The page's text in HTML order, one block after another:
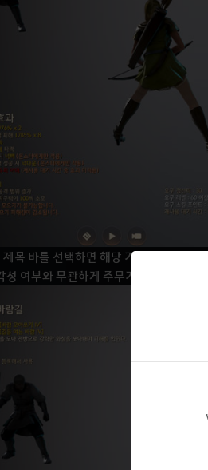
목 바를 선택하면 해당 기술 카테고리만
여부와 무관하게 주무기와 각성무기,